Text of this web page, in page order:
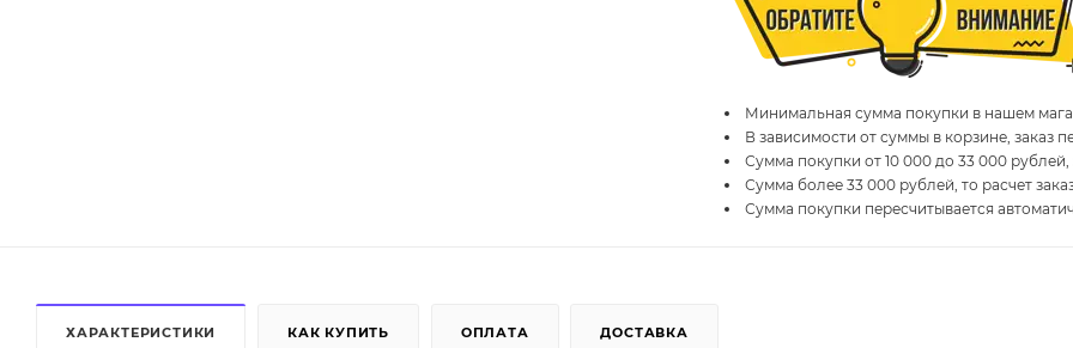
Минимальная сумма покупки в нашем
В зависимости от суммы в корзине, заказ
Сумма покупки от 10 000 до 33 000 рублей,
Сумма более 33 000 рублей, то расчет
Сумма покупки пересчитывается
ХАРАКТЕРИСТИКИ КАК КУПИТЬ ОПЛАТА ДОСТАВКА